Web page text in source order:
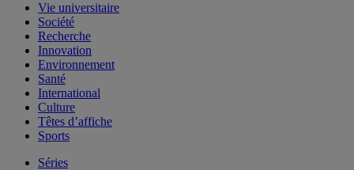
Vie universitaire
Société
Recherche
Innovation
Environnement
Santé
International
Culture
Têtes d’affiche
Sports
Séries